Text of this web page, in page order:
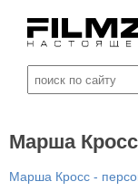
Марша
Марша Кросс -